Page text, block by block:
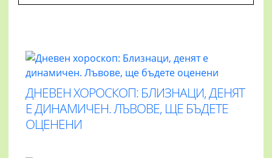
ДНЕВЕН ХОРОСКОП: БЛИЗНАЦИ, ДЕНЯТ
Е ДИНАМИЧЕН. ЛЪВОВЕ, ЩЕ БЪДЕТЕ
ОЦЕНЕНИ